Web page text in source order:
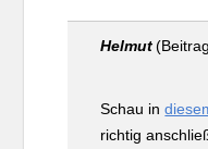
Helmut
Schau in
richtig